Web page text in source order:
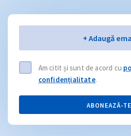
+ Adaugă
Am citit și sunt de acord cu
confidențialitate.
ABONEAZĂ-TE